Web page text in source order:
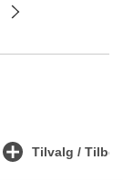
Tilvalg /